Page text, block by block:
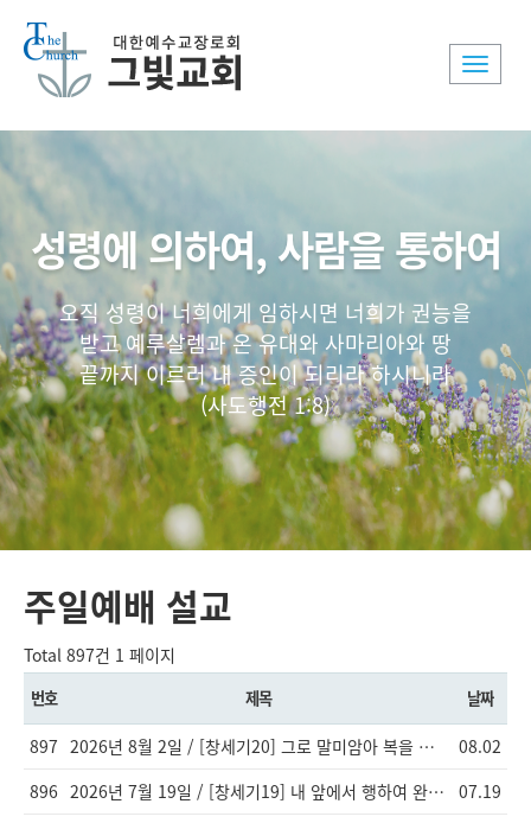
Toggle
성령에 의하여, 사람을 통하여
오직 성령이 너희에게 임하시면 너희가 권능을
받고 예루살렘과 온 유대와 사마리아와 땅
끝까지 이르러 내 증인이 되리라 하시니라
(사도행전 1:8)
주일예배 설교
Total 897건 1 페이지
번호 제목 날짜
897 2026년 8월 2일 / [창세기20] 그로 말미암아 복을 받게 / 이창엽 목사
08.02
896
2026년 7월 19일 / [창세기19] 내 앞에서 행하여 완전하라 [창17:1-9]
07.19